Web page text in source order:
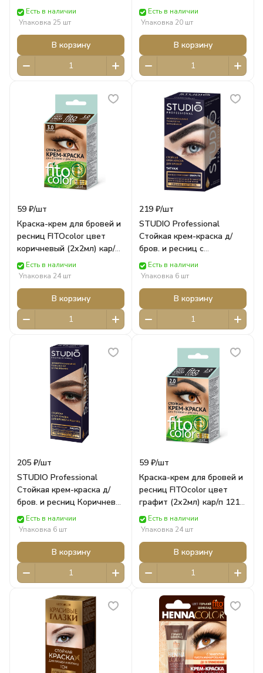
ФИТОКОСМЕТИК
Есть в наличии
Упаковка 25 шт
В корзину
коричневый (2х2мл) кар/п
1204 ФИТОКОСМЕТИК
Есть в наличии
Упаковка 20 шт
В корзину
59 ₽/шт
Краска-крем для бровей и
ресниц FITOcolor цвет
коричневый (2х2мл) кар/п
1212 ФИТОКОСМЕТИК
Есть в наличии
Упаковка 24 шт
В корзину
219 ₽/шт
STUDIO Professional
Стойкая крем-краска д/
бров. и ресниц с
эфф.татуажа Татуаж
Графитовый (30/20 мл)
Роколор
Есть в наличии
Упаковка 6 шт
В корзину
205 ₽/шт
STUDIO Professional
Стойкая крем-краска д/
бров. и ресниц Коричневая
(50/30 мл) Роколор
Есть в наличии
Упаковка 6 шт
В корзину
59 ₽/шт
Краска-крем для бровей и
ресниц FITOcolor цвет
графит (2х2мл) кар/п 1214
ФИТОКОСМЕТИК
Есть в наличии
Упаковка 24 шт
В корзину